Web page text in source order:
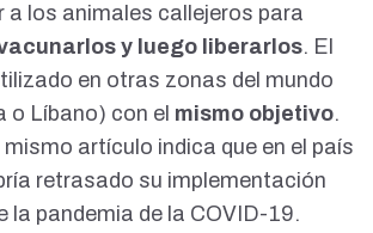
a los animales callejeros para
y luego liberarlos. El
en otras zonas del mundo
o Líbano) con el mismo objetivo.
artículo indica que en el país
retrasado su implementación
la pandemia de la COVID-19.